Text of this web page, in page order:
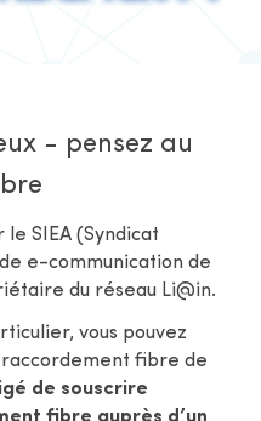
- pensez au
SIEA (Syndicat
e-communication de
du réseau Li@in.
vous pouvez
fibre de
de souscrire